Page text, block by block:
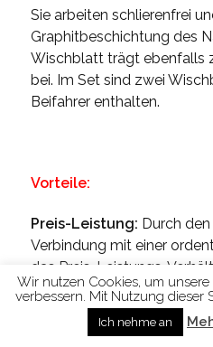
Sie arbeiten schlierenfrei
Graphitbeschichtung des
Wischblatt trägt ebenfalls
bei. Im Set sind zwei
Beifahrer enthalten.
Vorteile:
Preis-Leistung: Durch
Verbindung mit einer
das Preis-Leistungs-
Universalmodell:Da es
Universalmodell mit neun
Wir nutzen Cookies, um
verbessern. Mit Nutzung dieser
Ich nehme an